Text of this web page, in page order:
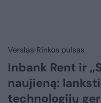
Verslas Rinkos pulsas
Inbank Rent ir
naujieną:
technologijų